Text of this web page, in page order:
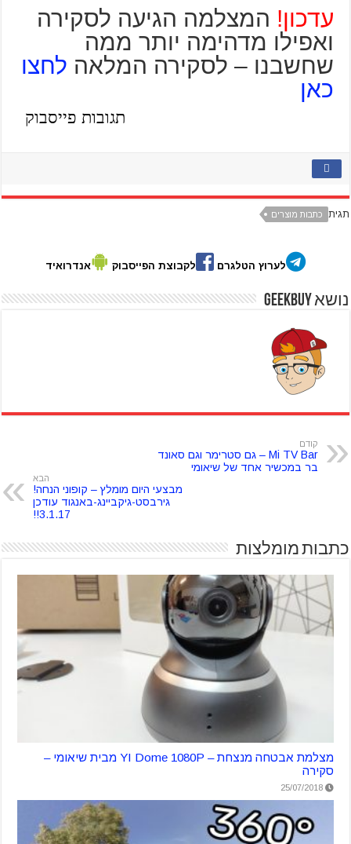
עדכון! המצלמה הגיעה לסקירה
ואפילו מדהימה יותר ממה
שחשבנו – לסקירה המלאה לחצו
כאן
תגובות פייסבוק
תגית כתבות מוצרים
לערוץ הטלגרם לקבוצת הפייסבוק אנדרואיד
נושא GeekBuy
קודם
Mi TV Bar – גם סטרימר וגם סאונד
בר במכשיר אחד של שיאומי
הבא
מבצעי היום מומלץ – קופוני הנחה!
גירבסט-גיקביינג-באנגוד עודכן
3.1.17!!
כתבות מומלצות
מצלמת אבטחה מנצחת – YI Dome 1080P מבית שיאומי –
סקירה
25/07/2018